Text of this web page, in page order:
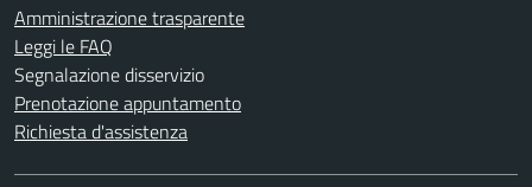
Amministrazione trasparente
Leggi le FAQ
Segnalazione disservizio
Prenotazione appuntamento
Richiesta d'assistenza